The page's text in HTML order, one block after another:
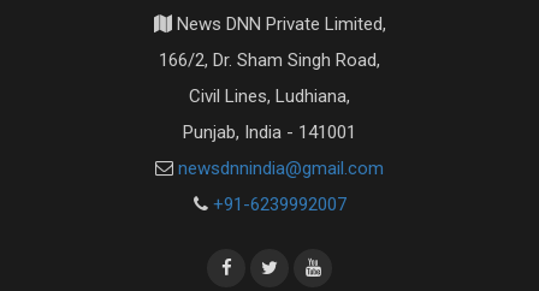
News DNN Private Limited,
166/2, Dr. Sham Singh Road,
Civil Lines, Ludhiana,
Punjab, India - 141001
newsdnnindia@gmail.com
+91-6239992007